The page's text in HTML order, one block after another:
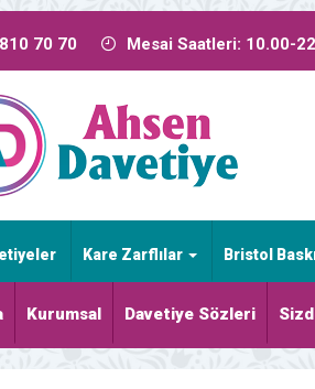
70 70 Mesai Saatleri: 10.00-
Kare Zarflılar Bristol
Kurumsal Davetiye Sözleri